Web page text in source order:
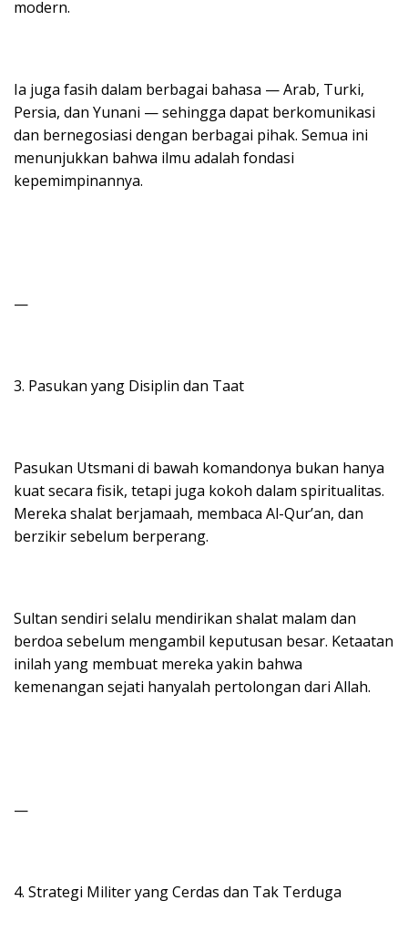
modern.
Ia juga fasih dalam berbagai bahasa — Arab, Turki,
Persia, dan Yunani — sehingga dapat berkomunikasi
dan bernegosiasi dengan berbagai pihak. Semua ini
menunjukkan bahwa ilmu adalah fondasi
kepemimpinannya.
—
3. Pasukan yang Disiplin dan Taat
Pasukan Utsmani di bawah komandonya bukan hanya
kuat secara fisik, tetapi juga kokoh dalam spiritualitas.
Mereka shalat berjamaah, membaca Al-Qur’an, dan
berzikir sebelum berperang.
Sultan sendiri selalu mendirikan shalat malam dan
berdoa sebelum mengambil keputusan besar. Ketaatan
inilah yang membuat mereka yakin bahwa
kemenangan sejati hanyalah pertolongan dari Allah.
—
4. Strategi Militer yang Cerdas dan Tak Terduga